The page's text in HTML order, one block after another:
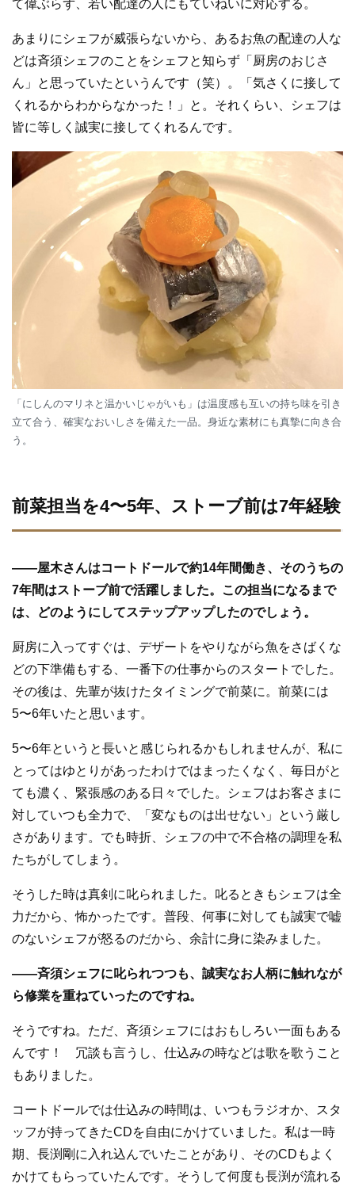
て偉ぶらず、若い配達の人にもていねいに対応する。
あまりにシェフが威張らないから、あるお魚の配達の人な
どは斉須シェフのことをシェフと知らず「厨房のおじさ
ん」と思っていたというんです（笑）。「気さくに接して
くれるからわからなかった！」と。それくらい、シェフは
皆に等しく誠実に接してくれるんです。
「にしんのマリネと温かいじゃがいも」は温度感も互いの持ち味を引き
立て合う、確実なおいしさを備えた一品。身近な素材にも真摯に向き合
う。
前菜担当を4〜5年、ストーブ前は7年経験
——屋木さんはコートドールで約14年間働き、そのうちの
7年間はストーブ前で活躍しました。この担当になるまで
は、どのようにしてステップアップしたのでしょう。
厨房に入ってすぐは、デザートをやりながら魚をさばくな
どの下準備もする、一番下の仕事からのスタートでした。
その後は、先輩が抜けたタイミングで前菜に。前菜には
5〜6年いたと思います。
5〜6年というと長いと感じられるかもしれませんが、私に
とってはゆとりがあったわけではまったくなく、毎日がと
ても濃く、緊張感のある日々でした。シェフはお客さまに
対していつも全力で、「変なものは出せない」という厳し
さがあります。でも時折、シェフの中で不合格の調理を私
たちがしてしまう。
そうした時は真剣に叱られました。叱るときもシェフは全
力だから、怖かったです。普段、何事に対しても誠実で嘘
のないシェフが怒るのだから、余計に身に染みました。
——斉須シェフに叱られつつも、誠実なお人柄に触れなが
ら修業を重ねていったのですね。
そうですね。ただ、斉須シェフにはおもしろい一面もある
んです！ 冗談も言うし、仕込みの時などは歌を歌うこと
もありました。
コートドールでは仕込みの時間は、いつもラジオか、スタ
ッフが持ってきたCDを自由にかけていました。私は一時
期、長渕剛に入れ込んでいたことがあり、そのCDもよく
かけてもらっていたんです。そうして何度も長渕が流れる